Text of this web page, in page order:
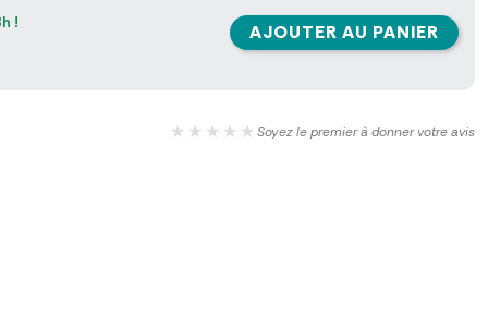
! AJOUTER AU PANIER
★★★★★ Soyez le premier à donner votre avis